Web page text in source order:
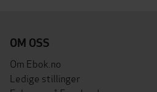
OM OSS
Om Ebok.no
Ledige stillinger